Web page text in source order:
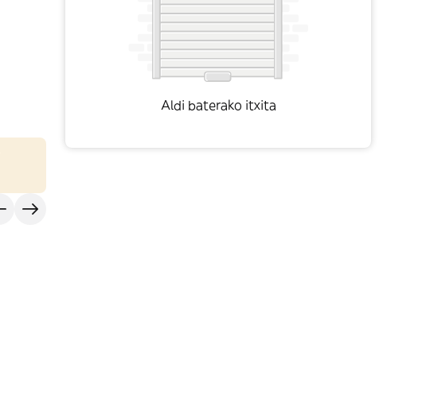
Aldi baterako itxita